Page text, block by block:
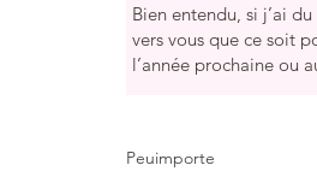
Bien entendu, si j’ai
vers vous que ce soit
l’année prochaine ou
Peuimporte